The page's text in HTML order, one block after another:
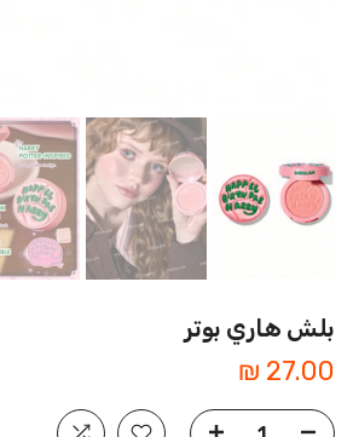
بلش هاري بوتر
27.00 ₪